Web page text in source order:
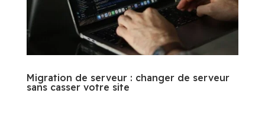
Migration de serveur : changer de serveur
sans casser votre site